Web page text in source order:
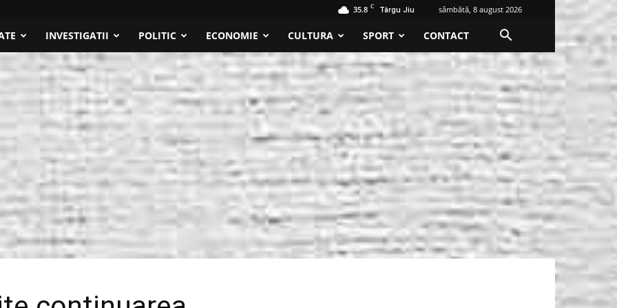
35.8 C Târgu Jiu sâmbătă, 8 august 2026
INVESTIGATII POLITIC ECONOMIE CULTURA SPORT CONTACT